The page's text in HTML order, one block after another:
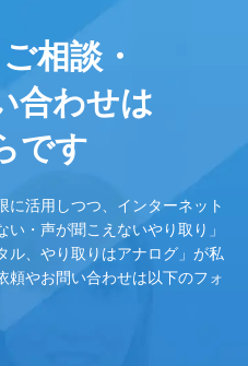
相談・
合わせは
です
に活用しつつ、インターネット
・声が聞こえないやり取り」
ル、やり取りはアナログ」が私
頼やお問い合わせは以下のフォ